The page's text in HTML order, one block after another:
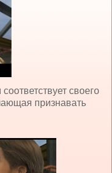
своего
признавать